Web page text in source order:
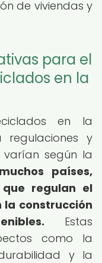
de viviendas y
para el
en la
en la
regulaciones y
según la
países,
regulan el
la construcción
Estas
como la
y la